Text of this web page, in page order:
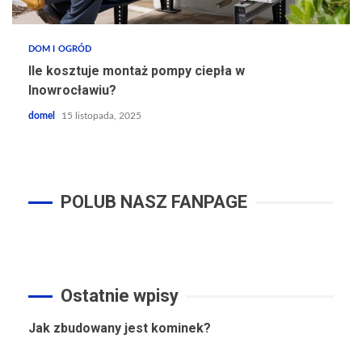
DOM I OGRÓD
Ile kosztuje montaż pompy ciepła w
Inowrocławiu?
domel 15 listopada, 2025
POLUB NASZ FANPAGE
Ostatnie wpisy
Jak zbudowany jest kominek?